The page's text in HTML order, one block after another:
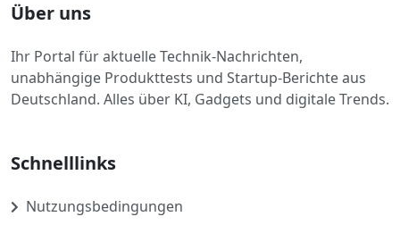
Über uns
Ihr Portal für aktuelle Technik-Nachrichten,
unabhängige Produkttests und Startup-Berichte aus
Deutschland. Alles über KI, Gadgets und digitale Trends.
Schnelllinks
Nutzungsbedingungen